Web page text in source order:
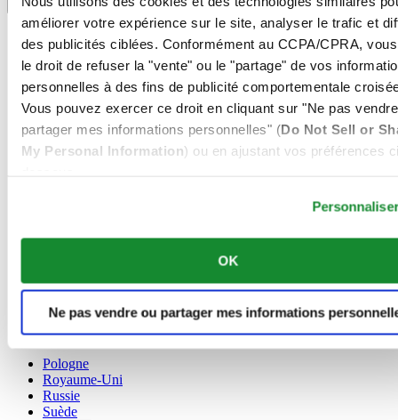
améliorer votre expérience sur le site, analyser le trafic et
des publicités ciblées. Conformément au CCPA/CPRA,
le droit de refuser la "vente" ou le "partage" de vos
personnelles à des fins de publicité comportementale
Vous pouvez exercer ce droit en cliquant sur "Ne pas
partager mes informations personnelles" (Do Not Sell or
My Personal Information) ou en ajustant vos préférences
OK
Ne pas vendre ou partager mes informations
Sélecteur de langue
Allemagne
Autriche
Belgique
Dutch
Français
English
简体中文
France
English
Norvège
Pays-Bas
Pologne
Royaume-Uni
Russie
Suède